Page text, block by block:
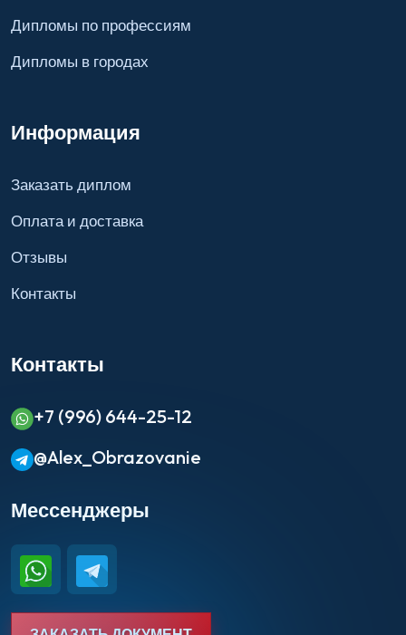
Дипломы по профессиям
Дипломы в городах
Информация
Заказать диплом
Оплата и доставка
Отзывы
Контакты
Контакты
+7 (996) 644-25-12
@Alex_Obrazovanie
Мессенджеры